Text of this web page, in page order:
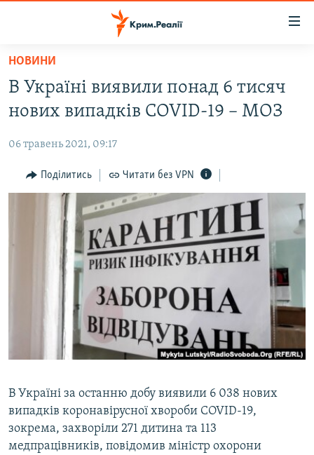
Перейти
основного
матеріалу
до
навігації
Перейти
ВОДА.КРИМ
ПОЛІТИКА
БЛОГИ
ІНТЕРВ'Ю
ВСЕ ЗА ДЕНЬ
СПЕЦПРОЕКТИ
ДЕПОРТАЦІЯ
ВІДЕОУРОКИ «ELIFBE»
СВІДЧЕННЯ ОКУПАЦІЇ
ІНФОГРАФІКА
ЯК ОБІЙТИ БЛОКУВАННЯ
Qırımtatar
ДОЛУЧАЙСЯ!
НОВИНИ
В Україні виявили понад 6 тисяч
нових випадків COVID-19 – МОЗ
06 травень 2021, 09:17
Поділитись Читати без VPN
В Україні за останню добу виявили 6 038 нових
випадків коронавірусної хвороби COVID-19,
зокрема, захворіли 271 дитина та 113
медпрацівників, повідомив міністр охорони